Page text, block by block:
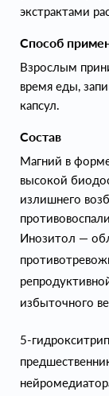
экстрактами
Способ
Взрослым
время еды,
капсул.
Состав
Магний в
высокой
излишнего
Инозитол —
избыточного
5-